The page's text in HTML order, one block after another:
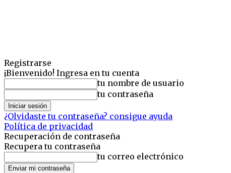
Registrarse
¡Bienvenido! Ingresa en tu cuenta
tu nombre de usuario
tu contraseña
¿Olvidaste tu contraseña? consigue ayuda
Política de privacidad
Recuperación de contraseña
Recupera tu contraseña
tu correo electrónico